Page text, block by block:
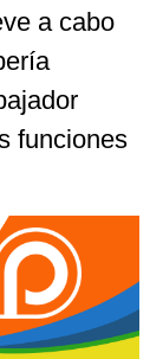
a cabo
funciones